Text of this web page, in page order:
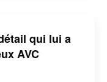
qui lui a
AVC